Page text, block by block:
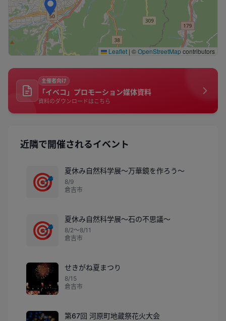
Leaflet | ©OpenStreetMapcontributors
主催者向け
「イベコ」プロモーション媒体資料
資料のダウンロードはこちら
近隣で開催されるイベント
🎯
夏休み自然科学展～万華鏡を作ろう～
8/9
倉吉市
🎯
夏休み自然科学展～石の不思議～
8/2〜8/11
倉吉市
せきがね夏まつり
8/15
倉吉市
第67回 河原町地蔵祭花火大会